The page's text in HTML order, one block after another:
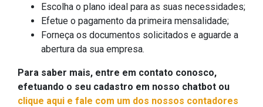
Escolha o plano ideal para as suas necessidades;
Efetue o pagamento da primeira mensalidade;
Forneça os documentos solicitados e aguarde a
abertura da sua empresa.
Para saber mais, entre em contato conosco,
efetuando o seu cadastro em nosso chatbot ou
clique aqui e fale com um dos nossos contadores